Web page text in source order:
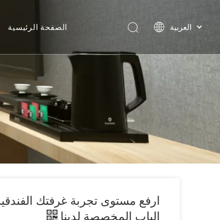
الصفحة الرئيسية
العربية
Español
Pусский
English
ارفع مستوى تجربة غرفتك
الباب المخصصة لدينا